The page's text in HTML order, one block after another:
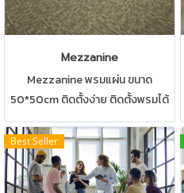
Mezzanine
Mezzanine พรมแผ่น ขนาด
50*50cm ติดตั้งง่าย ติดตั้งพรมได้
ทั้งสำนักงาน,ห้องทำงาน,ห้องประชุม
และสถานที่ส่วนกลางต่างๆ
Best Seller